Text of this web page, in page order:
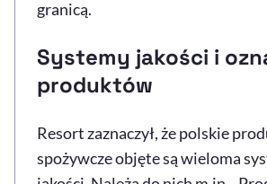
granicą.
Systemy jakości i
produktów
Resort zaznaczył, że polskie
spożywcze objęte są wieloma